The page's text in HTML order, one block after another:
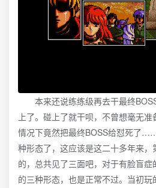
本来还说练练级再去干最终
上了。碰上了就干呗，不曾想毫无
情况下竟然把最终BOSS给怼死了
种形态了，这应该是这二十多年来
的，总共见了三面吧，对于有脸盲
的三种形态，也是正常不过。当初